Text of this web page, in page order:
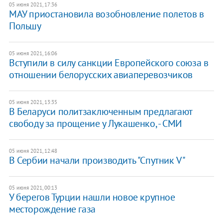
05 июня 2021, 17:36
МАУ приостановила возобновление полетов в
Польшу
05 июня 2021, 16:06
Вступили в силу санкции Европейского союза в
отношении белорусских авиаперевозчиков
05 июня 2021, 13:35
В Беларуси политзаключенным предлагают
свободу за прощение у Лукашенко, - СМИ
05 июня 2021, 12:48
В Сербии начали производить "Спутник V"
05 июня 2021, 00:13
У берегов Турции нашли новое крупное
месторождение газа